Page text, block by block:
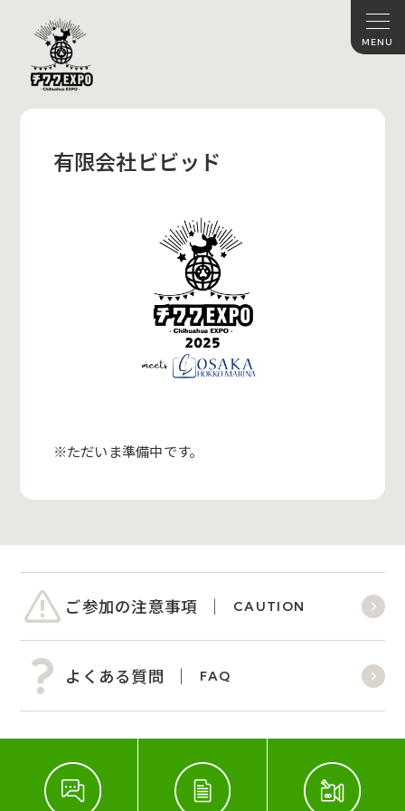
有限会社ビビッド
※ただいま準備中です。
ご参加の注意事項 CAUTION
よくある質問 FAQ